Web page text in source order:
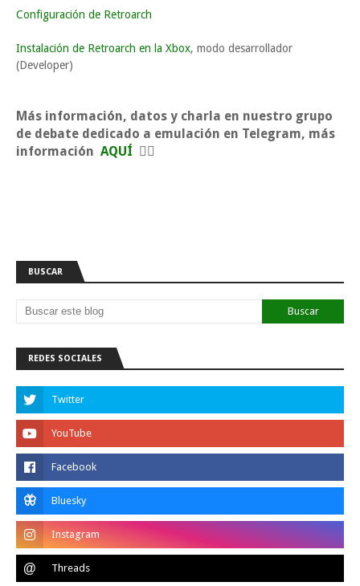
Configuración de Retroarch
Instalación de Retroarch en la Xbox, modo desarrollador
(Developer)
Más información, datos y charla en nuestro grupo
de debate dedicado a emulación en Telegram, más
información AQUÍ 👈🏼
BUSCAR
REDES SOCIALES